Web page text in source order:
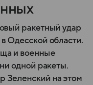
ракетный удар
Одесской области.
и военные
одной ракеты.
Зеленский на этом